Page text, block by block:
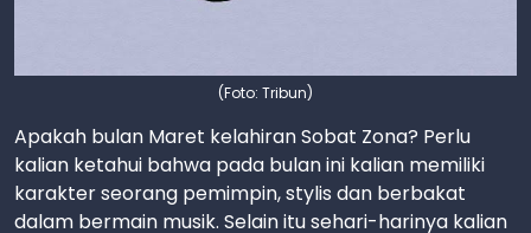
(Foto: Tribun)
Apakah bulan Maret kelahiran Sobat Zona? Perlu
kalian ketahui bahwa pada bulan ini kalian memiliki
karakter seorang pemimpin, stylis dan berbakat
dalam bermain musik. Selain itu sehari-harinya kalian